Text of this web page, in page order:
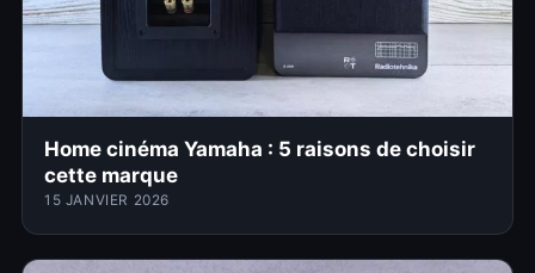
Home cinéma Yamaha : 5 raisons de choisir
cette marque
15 JANVIER 2026